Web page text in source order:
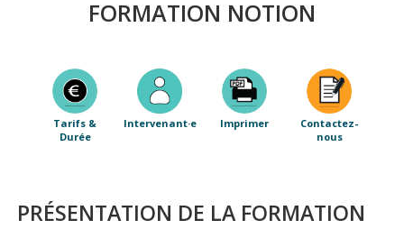
FORMATION NOTION
Tarifs &
Durée
Intervenant·e Imprimer
Contactez-
nous
PRÉSENTATION DE LA FORMATION